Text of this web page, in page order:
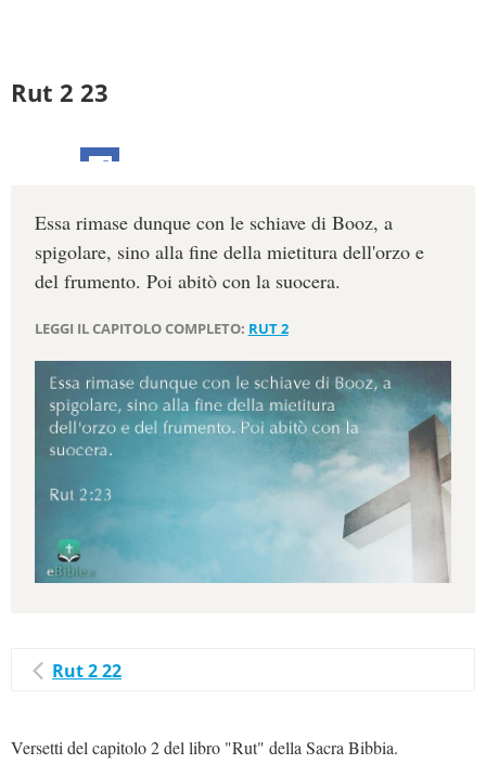
Rut 2 23
Essa rimase dunque con le schiave di Booz, a
spigolare, sino alla fine della mietitura dell'orzo e
del frumento. Poi abitò con la suocera.
LEGGI IL CAPITOLO COMPLETO: RUT 2
Rut 2 22
Versetti del capitolo 2 del libro "Rut" della Sacra Bibbia.